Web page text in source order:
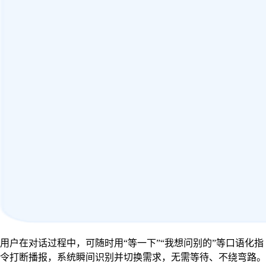
用户在对话过程中，可随时用“等一下”“我想问别的”等口语化指
令打断播报，系统瞬间识别并切换需求，无需等待、不绕弯路。